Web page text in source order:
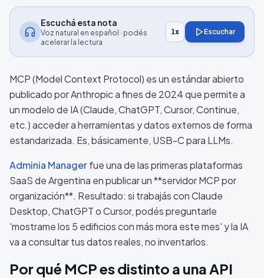
Escuchá esta nota
Voz natural en español · podés
acelerar la lectura
1x Escuchar
MCP (Model Context Protocol) es un estándar abierto
publicado por Anthropic a fines de 2024 que permite a
un modelo de IA (Claude, ChatGPT, Cursor, Continue,
etc.) acceder a herramientas y datos externos de forma
estandarizada. Es, básicamente, USB-C para LLMs.
Adminia Managerfue una de las primeras plataformas
SaaS de Argentina en publicar un **servidor MCP por
organización**. Resultado: si trabajás con Claude
Desktop, ChatGPT o Cursor, podés preguntarle
'mostrame los 5 edificios con más mora este mes' y la IA
va a consultar tus datos reales, no inventarlos.
Por qué MCP es distinto a una API